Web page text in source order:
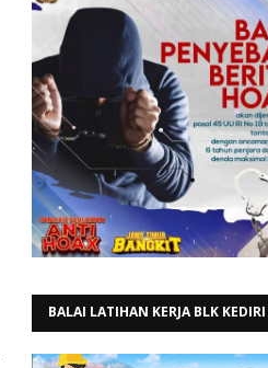
BALAI LATIHAN KERJA BLK KEDIRI